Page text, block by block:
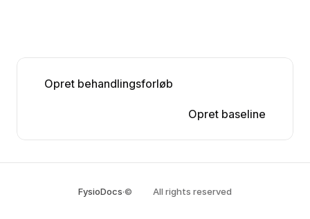
Opret behandlingsforløb
Opret baseline
FysioDocs·© All rights reserved